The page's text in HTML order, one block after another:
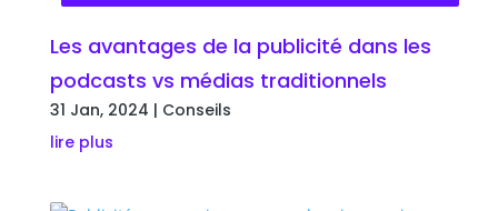
Les avantages de la publicité dans les
podcasts vs médias traditionnels
31 Jan, 2024 | Conseils
lire plus